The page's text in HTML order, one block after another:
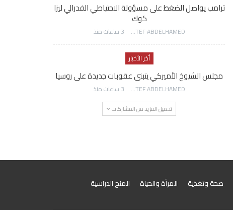
ترامب يواصل الضغط على مسؤولة الاحتياطي الفدرالي ليزا
كوك
AWATEF ABDELHAMED 3 ساعات منذ
أخر الأخبار
مجلس الشيوخ الأميركي يتبنى عقوبات جديدة على روسيا
AWATEF ABDELHAMED 3 ساعات منذ
تحميل المزيد من المشاركات
صحة وتغذية المرأة والحياة
المنح الدراسية